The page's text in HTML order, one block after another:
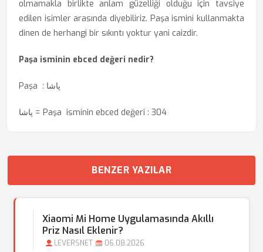
olmamakla birlikte anlam güzelliği olduğu için tavsiye
edilen isimler arasında diyebiliriz. Paşa ismini kullanmakta
dinen de herhangi bir sıkıntı yoktur yani caizdir.
Paşa isminin ebced değeri nedir?
Paşa : پاشا
پاشا = Paşa isminin ebced değeri : 304
BENZER YAZILAR
Xiaomi Mi Home Uygulamasında Akıllı
Priz Nasıl Eklenir?
LEVERSNET 06.08.2026